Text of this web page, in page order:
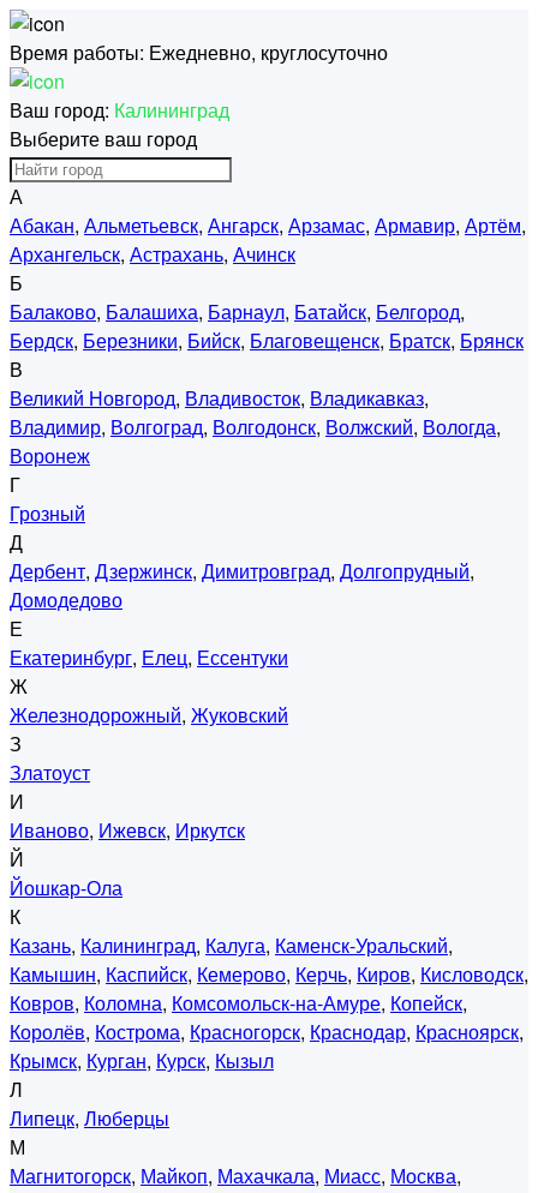
Время работы: Ежедневно, круглосуточно
Ваш город: Калининград
Выберите ваш город
А
Абакан, Альметьевск, Ангарск, Арзамас, Армавир, Артём,
Архангельск, Астрахань, Ачинск
Б
Балаково, Балашиха, Барнаул, Батайск, Белгород,
Бердск, Березники, Бийск, Благовещенск, Братск, Брянск
В
Великий Новгород, Владивосток, Владикавказ,
Владимир, Волгоград, Волгодонск, Волжский, Вологда,
Воронеж
Г
Грозный
Д
Дербент, Дзержинск, Димитровград, Долгопрудный,
Домодедово
Е
Екатеринбург, Елец, Ессентуки
Ж
Железнодорожный, Жуковский
З
Златоуст
И
Иваново, Ижевск, Иркутск
Й
Йошкар-Ола
К
Казань, Калининград, Калуга, Каменск-Уральский,
Камышин, Каспийск, Кемерово, Керчь, Киров, Кисловодск,
Ковров, Коломна, Комсомольск-на-Амуре, Копейск,
Королёв, Кострома, Красногорск, Краснодар, Красноярск,
Крымск, Курган, Курск, Кызыл
Л
Липецк, Люберцы
М
Магнитогорск, Майкоп, Махачкала, Миасс, Москва,